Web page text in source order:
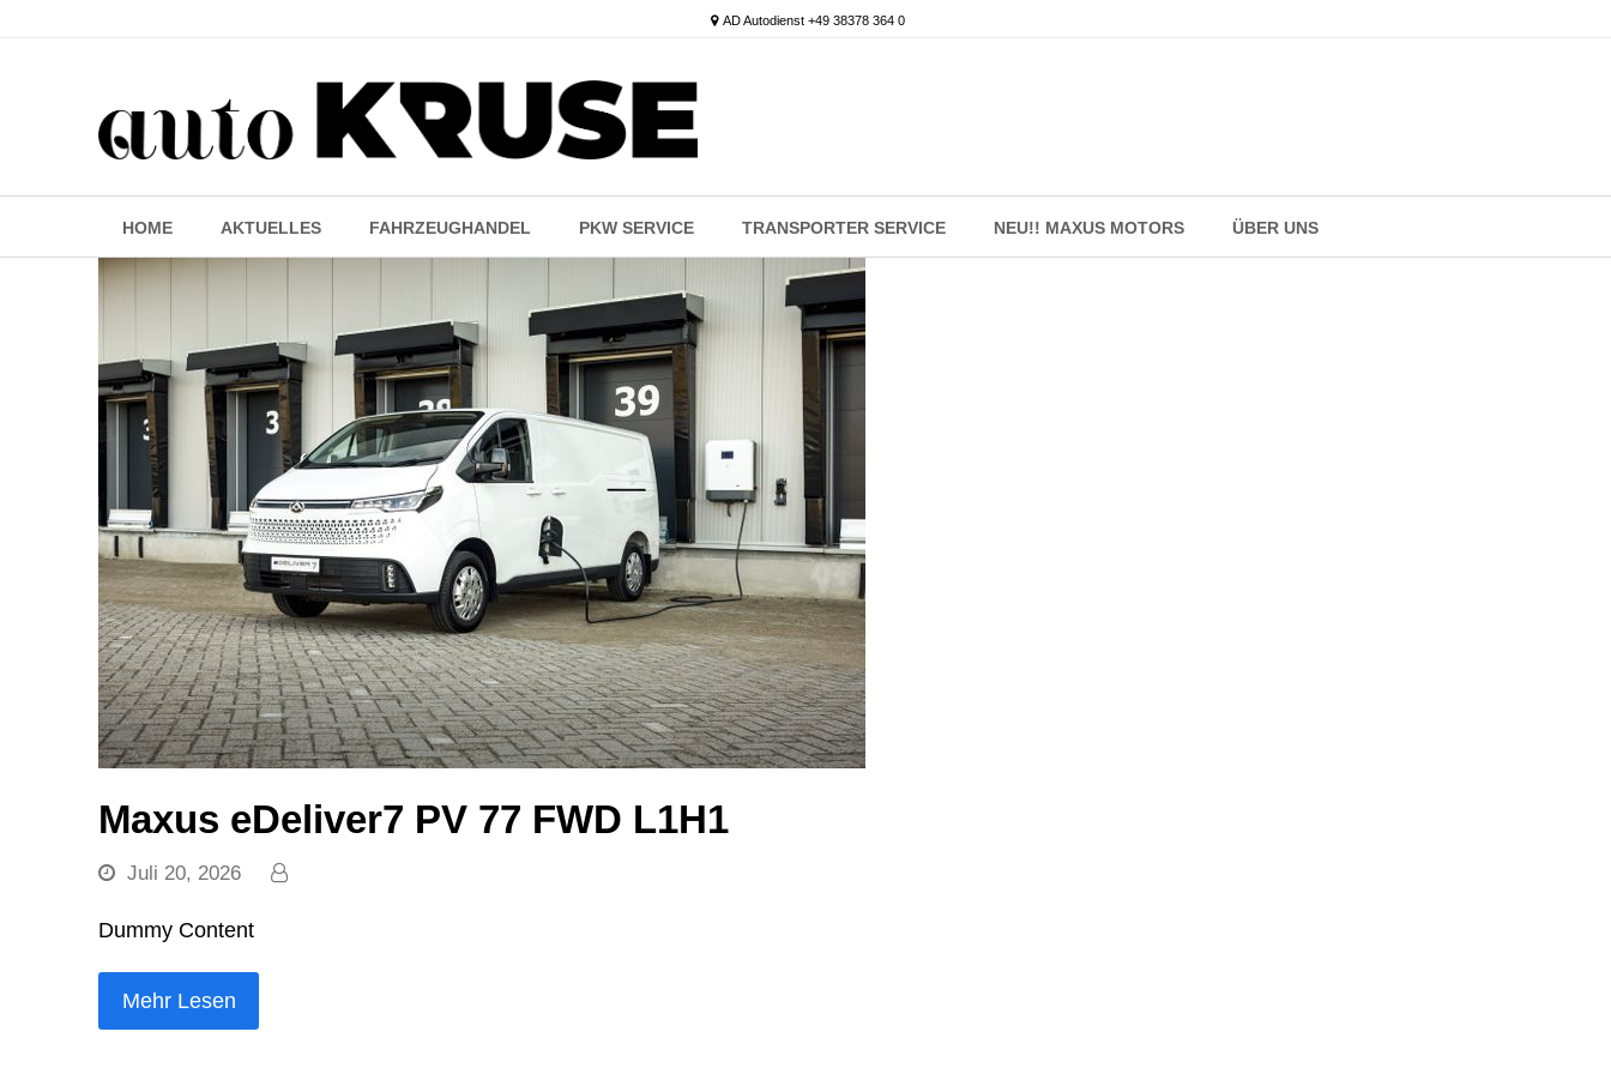
AD Autodienst +49 38378 364 0
HOME AKTUELLES FAHRZEUGHANDEL PKW SERVICE TRANSPORTER SERVICE NEU!! MAXUS MOTORS ÜBER UNS
Maxus eDeliver7 PV 77 FWD L1H1
Juli 20, 2026
Dummy Content
Mehr Lesen